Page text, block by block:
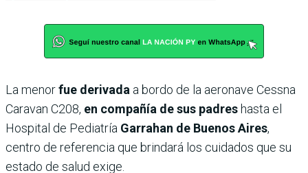
La menorfue derivada a bordo de la aeronave Cessna
Caravan C208, en compañía de sus padreshasta el
Hospital de Pediatría Garrahan de Buenos Aires,
centro de referencia que brindará los cuidados que su
estado de salud exige.